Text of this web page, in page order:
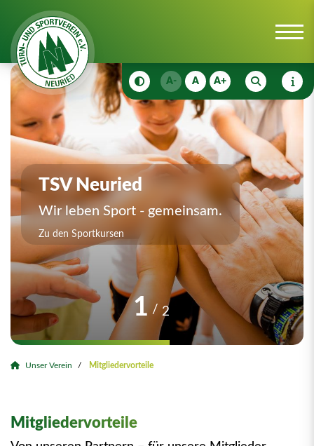
A- A A+
TSV Neuried
Wir leben Sport - gemeinsam.
Zu den Sportkursen
1 2
Unser Verein Mitgliedervorteile
Mitgliedervorteile